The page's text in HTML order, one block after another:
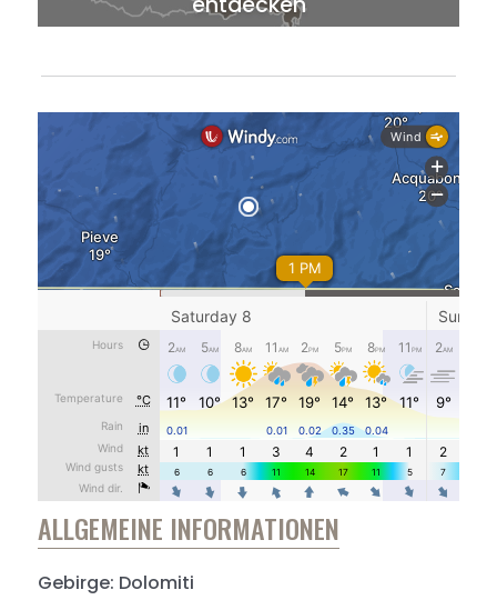
ALLGEMEINE INFORMATIONEN
Gebirge: Dolomiti